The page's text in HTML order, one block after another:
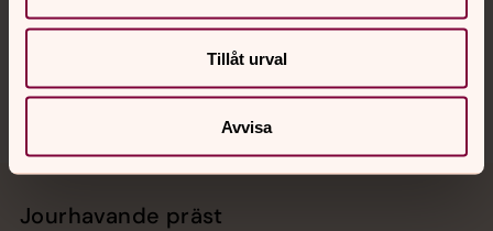
Tillåt urval
Avvisa
Sociala kanaler
Jourhavande präst